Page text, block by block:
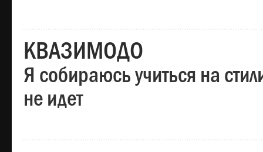
КВАЗИМОДО
Я собираюсь учиться на
не идет